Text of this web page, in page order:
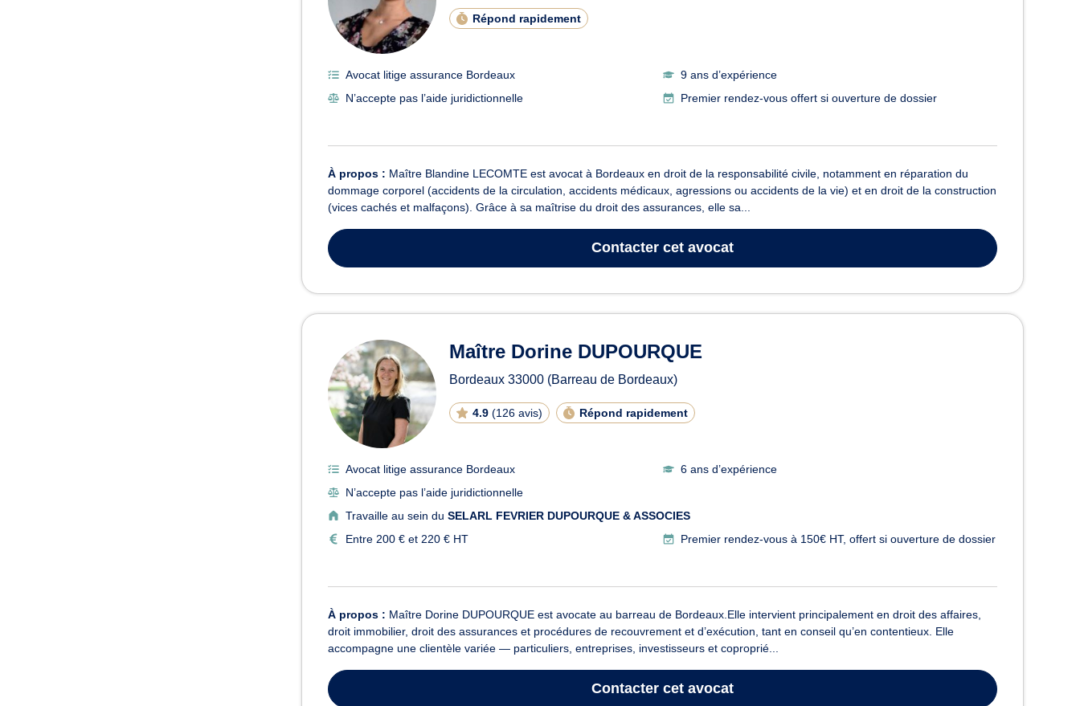
Répond rapidement
Avocat litige assurance Bordeaux
9 ans d’expérience
N’accepte pas l’aide juridictionnelle
Premier rendez-vous offert si ouverture de dossier
À propos : Maître Blandine LECOMTE est avocat à Bordeaux en droit de la responsabilité civile, notamment en réparation du
dommage corporel (accidents de la circulation, accidents médicaux, agressions ou accidents de la vie) et en droit de la construction
(vices cachés et malfaçons). Grâce à sa maîtrise du droit des assurances, elle sa...
Contacter cet avocat
Maître Dorine DUPOURQUE
Bordeaux 33000 (Barreau de Bordeaux)
4.9 (126 avis) Répond rapidement
Avocat litige assurance Bordeaux
6 ans d’expérience
N’accepte pas l’aide juridictionnelle
Travaille au sein du SELARL FEVRIER DUPOURQUE & ASSOCIES
Entre 200 € et 220 € HT
Premier rendez-vous à 150€ HT, offert si ouverture de dossier
À propos : Maître Dorine DUPOURQUE est avocate au barreau de Bordeaux.Elle intervient principalement en droit des affaires,
droit immobilier, droit des assurances et procédures de recouvrement et d’exécution, tant en conseil qu’en contentieux. Elle
accompagne une clientèle variée — particuliers, entreprises, investisseurs et coproprié...
Contacter cet avocat